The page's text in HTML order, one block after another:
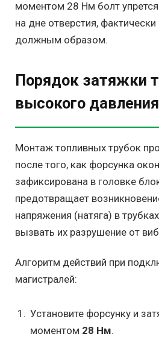
моментом 28 Нм болт
на дне отверстия,
должным образом.
Порядок затяжки
высокого давления
Монтаж топливных трубок
после того, как форсунка
зафиксирована в головке
предотвращает
напряжения (натяга) в
вызвать их разрушение от
Алгоритм действий при
магистралей:
Установите форсунку и
моментом 28 Нм.